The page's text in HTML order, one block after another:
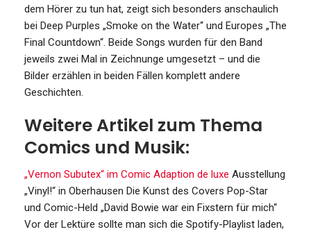
dem Hörer zu tun hat, zeigt sich besonders anschaulich
bei Deep Purples „Smoke on the Water“ und Europes „The
Final Countdown“. Beide Songs wurden für den Band
jeweils zwei Mal in Zeichnunge umgesetzt – und die
Bilder erzählen in beiden Fällen komplett andere
Geschichten.
Weitere Artikel zum Thema
Comics und Musik:
„Vernon Subutex“ im Comic Adaption de luxe Ausstellung
„Vinyl!“ in Oberhausen Die Kunst des Covers Pop-Star
und Comic-Held „David Bowie war ein Fixstern für mich“
Vor der Lektüre sollte man sich die Spotify-Playlist laden,